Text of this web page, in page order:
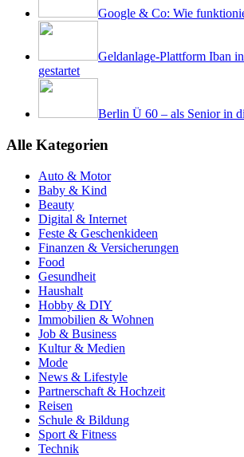
Google & Co: Wie
Geldanlage-Plattform Iban
gestartet
Berlin Ü 60 – als Senior in
Alle Kategorien
Auto & Motor
Baby & Kind
Beauty
Digital & Internet
Feste & Geschenkideen
Finanzen & Versicherungen
Food
Gesundheit
Haushalt
Hobby & DIY
Immobilien & Wohnen
Job & Business
Kultur & Medien
Mode
News & Lifestyle
Partnerschaft & Hochzeit
Reisen
Schule & Bildung
Sport & Fitness
Technik